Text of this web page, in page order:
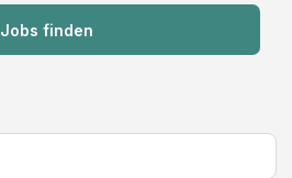
Jobs finden